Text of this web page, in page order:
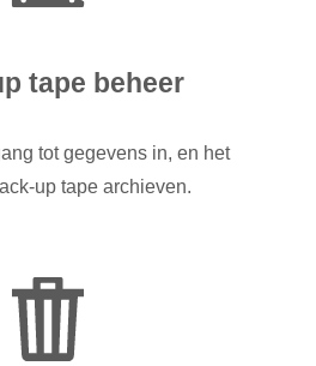
tape beheer
tot gegevens in, en het
up tape archieven.